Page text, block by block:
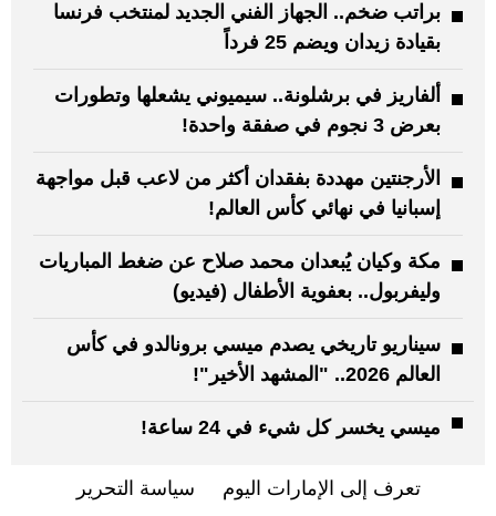
براتب ضخم.. الجهاز الفني الجديد لمنتخب فرنسا
بقيادة زيدان ويضم 25 فرداً
ألفاريز في برشلونة.. سيميوني يشعلها وتطورات
بعرض 3 نجوم في صفقة واحدة!
الأرجنتين مهددة بفقدان أكثر من لاعب قبل مواجهة
إسبانيا في نهائي كأس العالم!
مكة وكيان يُبعدان محمد صلاح عن ضغط المباريات
وليفربول.. بعفوية الأطفال (فيديو)
سيناريو تاريخي يصدم ميسي برونالدو في كأس
العالم 2026.. "المشهد الأخير"!
ميسي يخسر كل شيء في 24 ساعة!
تعرف إلى الإمارات اليوم سياسة التحرير